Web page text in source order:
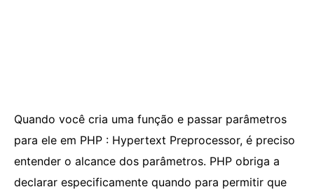
Quando você cria uma função e passar parâmetros
para ele em PHP : Hypertext Preprocessor, é preciso
entender o alcance dos parâmetros. PHP obriga a
declarar especificamente quando para permitir que